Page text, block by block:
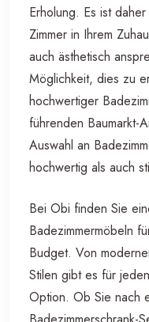
Erholung. Es ist
Zimmer in Ihrem
auch ästhetisch
Möglichkeit, dies zu
hochwertiger
führenden Baumarkt-
Auswahl an
hochwertig als auch
Bei Obi finden Sie
Badezimmermöbeln
Budget. Von
Stilen gibt es für
Option. Ob Sie nach